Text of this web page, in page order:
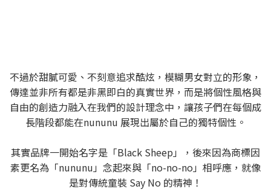
不過於甜膩可愛、不刻意追求酷炫，模糊男女對立的形象，
傳達並非所有都是非黑即白的真實世界，而是將個性風格與
自由的創造力融入在我們的設計理念中，讓孩子們在每個成
長階段都能在nununu 展現出屬於自己的獨特個性。
其實品牌一開始名字是「Black Sheep」，後來因為商標因
素更名為「nununu」念起來與「no-no-no」相呼應，就像
是對傳統童裝 Say No 的精神！